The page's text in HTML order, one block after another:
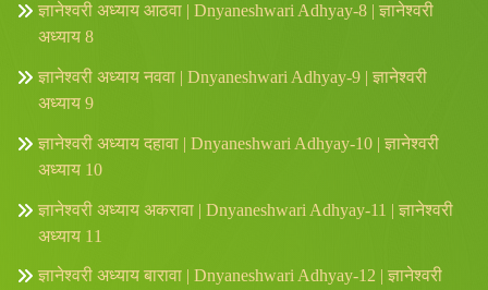
ज्ञानेश्वरी अध्याय आठवा | Dnyaneshwari Adhyay-8 | ज्ञानेश्वरी
अध्याय 8
ज्ञानेश्वरी अध्याय नववा | Dnyaneshwari Adhyay-9 | ज्ञानेश्वरी
अध्याय 9
ज्ञानेश्वरी अध्याय दहावा | Dnyaneshwari Adhyay-10 | ज्ञानेश्वरी
अध्याय 10
ज्ञानेश्वरी अध्याय अकरावा | Dnyaneshwari Adhyay-11 | ज्ञानेश्वरी
अध्याय 11
ज्ञानेश्वरी अध्याय बारावा | Dnyaneshwari Adhyay-12 | ज्ञानेश्वरी